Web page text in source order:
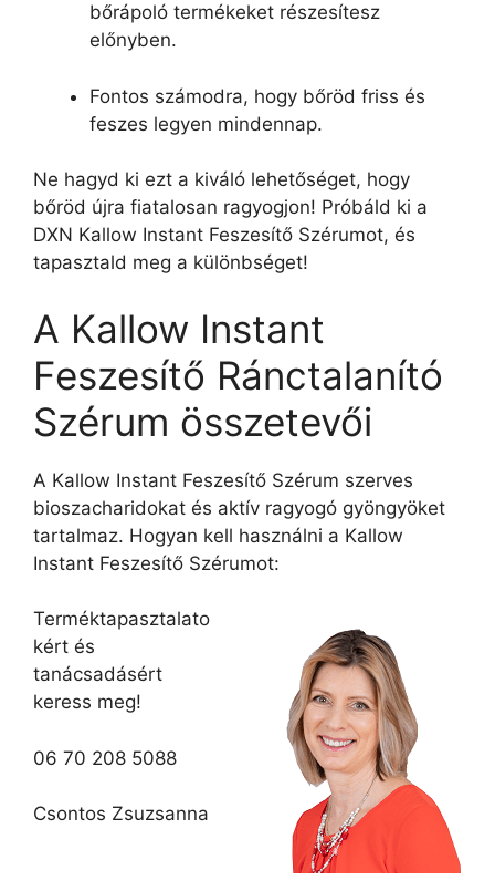
bőrápoló termékeket részesítesz
előnyben.
Fontos számodra, hogy bőröd friss és
feszes legyen mindennap.
Ne hagyd ki ezt a kiváló lehetőséget, hogy
bőröd újra fiatalosan ragyogjon! Próbáld ki a
DXN Kallow Instant Feszesítő Szérumot, és
tapasztald meg a különbséget!
A Kallow Instant
Feszesítő Ránctalanító
Szérum összetevői
A Kallow Instant Feszesítő Szérum szerves
bioszacharidokat és aktív ragyogó gyöngyöket
tartalmaz. Hogyan kell használni a Kallow
Instant Feszesítő Szérumot:
Terméktapasztalato
kért és
tanácsadásért
keress meg!
06 70 208 5088
Csontos Zsuzsanna